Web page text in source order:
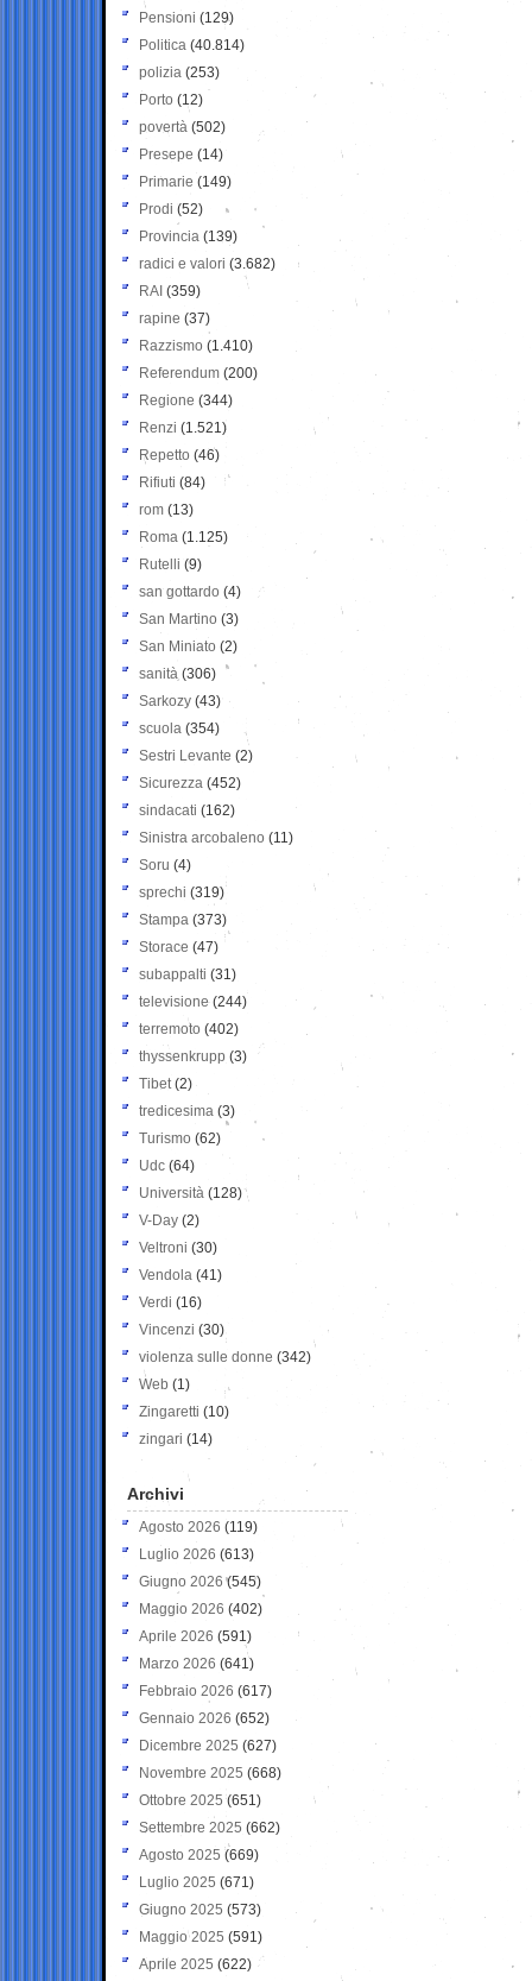
Pensioni (129)
Politica (40.814)
polizia (253)
Porto (12)
povertà (502)
Presepe (14)
Primarie (149)
Prodi (52)
Provincia (139)
radici e valori (3.682)
RAI (359)
rapine (37)
Razzismo (1.410)
Referendum (200)
Regione (344)
Renzi (1.521)
Repetto (46)
Rifiuti (84)
rom (13)
Roma (1.125)
Rutelli (9)
san gottardo (4)
San Martino (3)
San Miniato (2)
sanità (306)
Sarkozy (43)
scuola (354)
Sestri Levante (2)
Sicurezza (452)
sindacati (162)
Sinistra arcobaleno (11)
Soru (4)
sprechi (319)
Stampa (373)
Storace (47)
subappalti (31)
televisione(244)
terremoto (402)
thyssenkrupp (3)
Tibet(2)
tredicesima (3)
Turismo (62)
Udc (64)
Università (128)
V-Day (2)
Veltroni (30)
Vendola (41)
Verdi (16)
Vincenzi (30)
violenza sulle donne (342)
Web (1)
Zingaretti (10)
zingari (14)
Archivi
Agosto 2026 (119)
Luglio 2026 (613)
Giugno 2026 (545)
Maggio 2026 (402)
Aprile 2026 (591)
Marzo 2026 (641)
Febbraio 2026 (617)
Gennaio 2026 (652)
Dicembre 2025 (627)
Novembre 2025 (668)
Ottobre 2025 (651)
Settembre 2025 (662)
Agosto 2025 (669)
Luglio 2025 (671)
Giugno 2025 (573)
Maggio 2025 (591)
Aprile 2025 (622)